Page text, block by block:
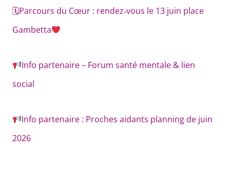
🗓Parcours du Cœur : rendez‑vous le 13 juin place
Gambetta
Info partenaire – Forum santé mentale & lien
social
Info partenaire : Proches aidants planning de juin
2026